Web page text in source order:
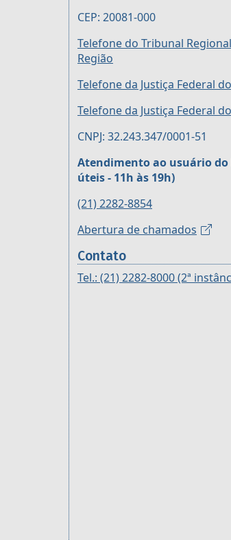
CEP: 20081-000
Telefone do Tribunal
Região
Telefone da Justiça Federal
Telefone da Justiça Federal
CNPJ: 32.243.347/0001-51
Atendimento ao usuário do
úteis - 11h às 19h)
(21) 2282-8854
Abertura de chamados
Contato
Tel.: (21) 2282-8000 (2ª